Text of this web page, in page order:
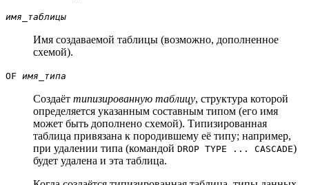
имя_таблицы
Имя создаваемой таблицы (возможно, дополненное
схемой).
OF имя_типа
Создаёт типизированную таблицу, структура которой
определяется указанным составным типом (его имя
может быть дополнено схемой). Типизированная
таблица привязана к породившему её типу; например,
при удалении типа (командой DROP TYPE ... CASCADE)
будет удалена и эта таблица.